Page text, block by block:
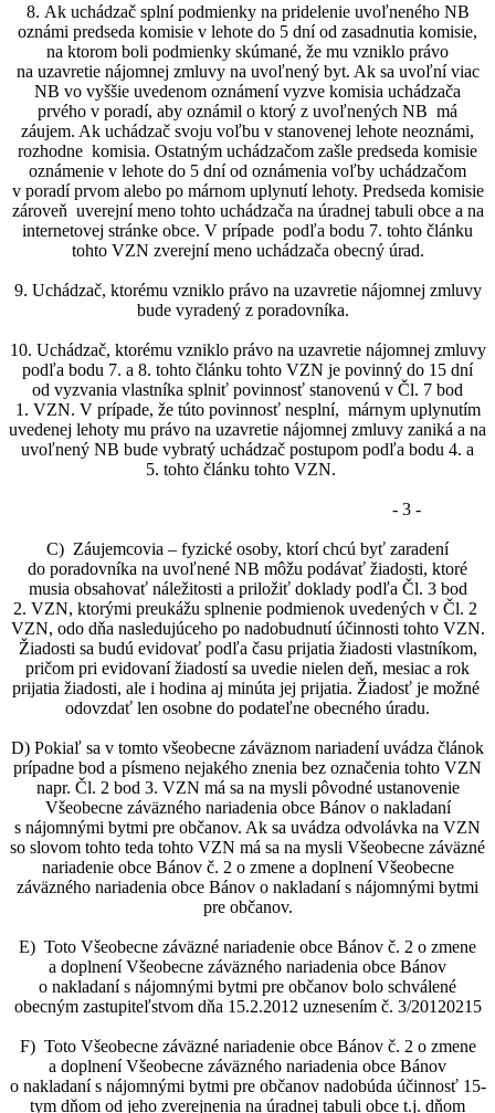
8. Ak uchádzač splní podmienky na pridelenie uvoľneného NB
oznámi predseda komisie v lehote do 5 dní od zasadnutia komisie,
na ktorom boli podmienky skúmané, že mu vzniklo právo
na uzavretie nájomnej zmluvy na uvoľnený byt. Ak sa uvoľní viac
NB vo vyššie uvedenom oznámení vyzve komisia uchádzača
prvého v poradí, aby oznámil o ktorý z uvoľnených NB má
záujem. Ak uchádzač svoju voľbu v stanovenej lehote neoznámi,
rozhodne komisia. Ostatným uchádzačom zašle predseda komisie
oznámenie v lehote do 5 dní od oznámenia voľby uchádzačom
v poradí prvom alebo po márnom uplynutí lehoty. Predseda komisie
zároveň uverejní meno tohto uchádzača na úradnej tabuli obce a na
internetovej stránke obce. V prípade podľa bodu 7. tohto článku
tohto VZN zverejní meno uchádzača obecný úrad.
9. Uchádzač, ktorému vzniklo právo na uzavretie nájomnej zmluvy
bude vyradený z poradovníka.
10. Uchádzač, ktorému vzniklo právo na uzavretie nájomnej zmluvy
podľa bodu 7. a 8. tohto článku tohto VZN je povinný do 15 dní
od vyzvania vlastníka splniť povinnosť stanovenú v Čl. 7 bod
1. VZN. V prípade, že túto povinnosť nesplní, márnym uplynutím
uvedenej lehoty mu právo na uzavretie nájomnej zmluvy zaniká a na
uvoľnený NB bude vybratý uchádzač postupom podľa bodu 4. a
5. tohto článku tohto VZN.
- 3 -
C) Záujemcovia – fyzické osoby, ktorí chcú byť zaradení
do poradovníka na uvoľnené NB môžu podávať žiadosti, ktoré
musia obsahovať náležitosti a priložiť doklady podľa Čl. 3 bod
2. VZN, ktorými preukážu splnenie podmienok uvedených v Čl. 2
VZN, odo dňa nasledujúceho po nadobudnutí účinnosti tohto VZN.
Žiadosti sa budú evidovať podľa času prijatia žiadosti vlastníkom,
pričom pri evidovaní žiadostí sa uvedie nielen deň, mesiac a rok
prijatia žiadosti, ale i hodina aj minúta jej prijatia. Žiadosť je možné
odovzdať len osobne do podateľne obecného úradu.
D) Pokiaľ sa v tomto všeobecne záväznom nariadení uvádza článok
prípadne bod a písmeno nejakého znenia bez označenia tohto VZN
napr. Čl. 2 bod 3. VZN má sa na mysli pôvodné ustanovenie
Všeobecne záväzného nariadenia obce Bánov o nakladaní
s nájomnými bytmi pre občanov. Ak sa uvádza odvolávka na VZN
so slovom tohto teda tohto VZN má sa na mysli Všeobecne záväzné
nariadenie obce Bánov č. 2 o zmene a doplnení Všeobecne
záväzného nariadenia obce Bánov o nakladaní s nájomnými bytmi
pre občanov.
E) Toto Všeobecne záväzné nariadenie obce Bánov č. 2 o zmene
a doplnení Všeobecne záväzného nariadenia obce Bánov
o nakladaní s nájomnými bytmi pre občanov bolo schválené
obecným zastupiteľstvom dňa 15.2.2012 uznesením č. 3/20120215
F) Toto Všeobecne záväzné nariadenie obce Bánov č. 2 o zmene
a doplnení Všeobecne záväzného nariadenia obce Bánov
o nakladaní s nájomnými bytmi pre občanov nadobúda účinnosť 15-
tym dňom od jeho zverejnenia na úradnej tabuli obce t.j. dňom